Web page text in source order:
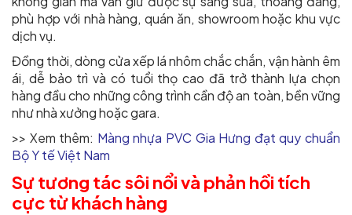
phù hợp với nhà hàng, quán ăn, showroom hoặc khu vực
dịch vụ.
Đồng thời, dòng cửa xếp lá nhôm chắc chắn, vận hành êm
ái, dễ bảo trì và có tuổi thọ cao đã trở thành lựa chọn
hàng đầu cho những công trình cần độ an toàn, bền vững
như nhà xưởng hoặc gara.
>> Xem thêm: Màng nhựa PVC Gia Hưng đạt quy chuẩn
Bộ Y tế Việt Nam
Sự tương tác sôi nổi và phản hồi tích
cực từ khách hàng